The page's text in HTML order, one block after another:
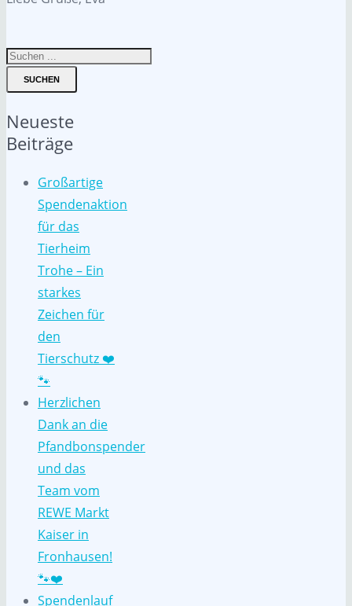
SUCHEN
Neueste
Beiträge
Großartige
Spendenaktion
für das
Tierheim
Trohe – Ein
starkes
Zeichen für
den
Tierschutz ❤️
🐾
Herzlichen
Dank an die
Pfandbonspender
und das
Team vom
REWE Markt
Kaiser in
Fronhausen!
🐾❤️
Spendenlauf